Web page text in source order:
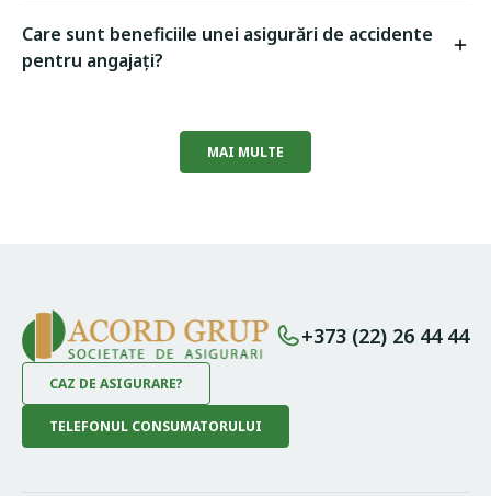
Care sunt beneficiile unei asigurări de accidente
pentru angajați?
MAI MULTE
+373 (22) 26 44 44
CAZ DE ASIGURARE?
TELEFONUL CONSUMATORULUI